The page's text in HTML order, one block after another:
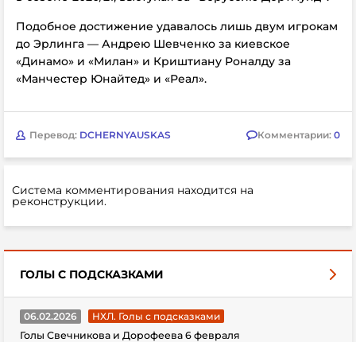
Подобное достижение удавалось лишь двум игрокам
до Эрлинга — Андрею Шевченко за киевское
«Динамо» и «Милан» и Криштиану Роналду за
«Манчестер Юнайтед» и «Реал».
Перевод: DCHERNYAUSKAS Комментарии: 0
Система комментирования находится на
реконструкции.
ГОЛЫ С ПОДСКАЗКАМИ
06.02.2026
НХЛ. Голы с подсказками
Голы Свечникова и Дорофеева 6 февраля